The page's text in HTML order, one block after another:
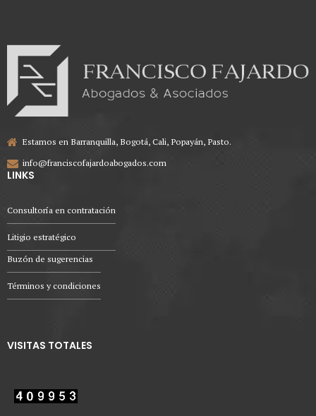
Estamos en Barranquilla, Bogotá, Cali, Popayán, Pasto.
info@franciscofajardoabogados.com
LINKS
Consultoría en contratación
Litigio estratégico
Buzón de sugerencias
Términos y condiciones
VISITAS TOTALES